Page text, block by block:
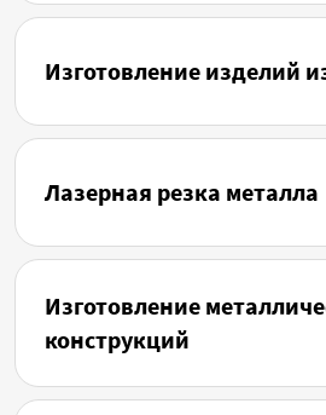
Изготовление изделий
Лазерная резка металла
Изготовление
конструкций